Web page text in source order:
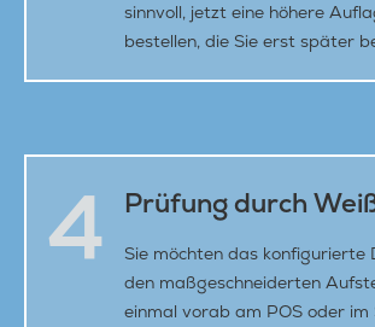
sinnvoll, jetzt eine höhere
bestellen, die Sie erst später
4 Prüfung durch
Sie möchten das konfigurierte
den maßgeschneiderten
einmal vorab am POS oder im